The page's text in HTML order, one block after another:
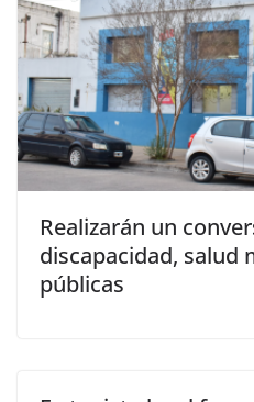
Realizarán un
discapacidad, salud
públicas